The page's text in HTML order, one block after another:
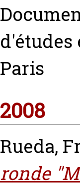
Paris
2008
Rueda,
ronde